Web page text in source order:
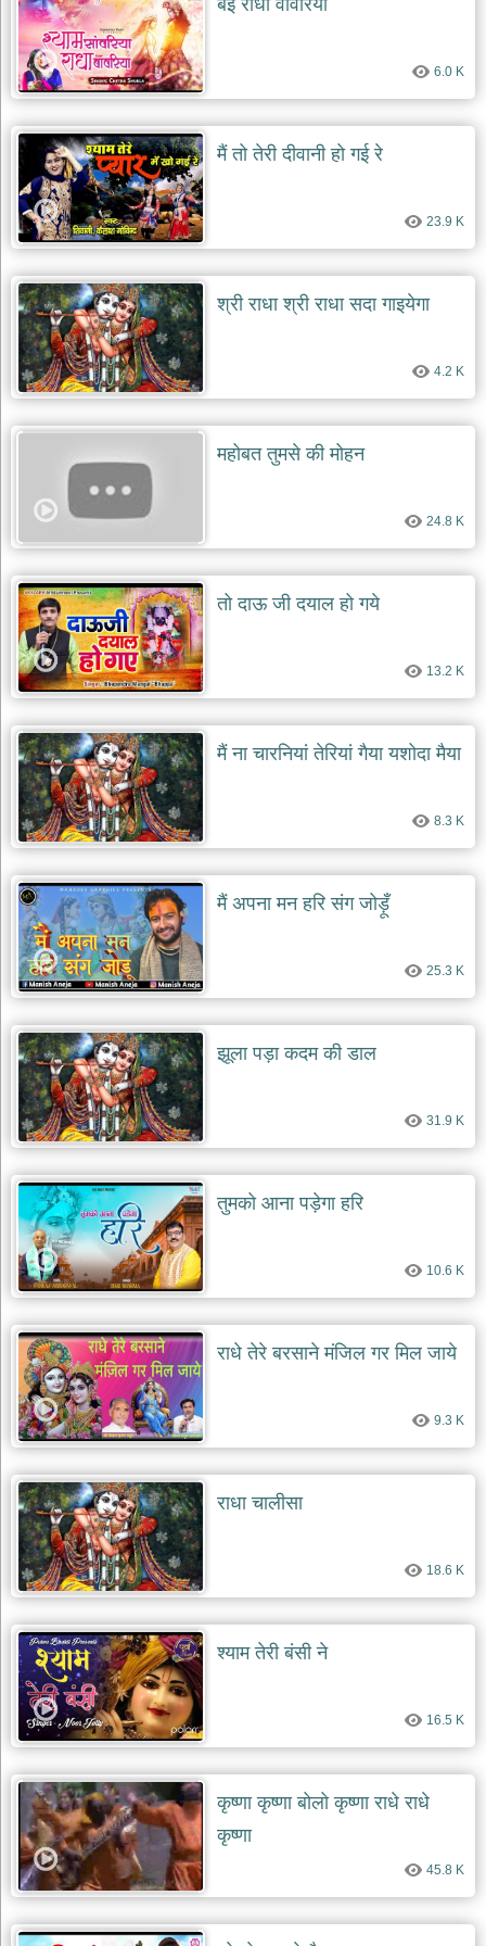
दयाल
भजन
bawa
lal
dayal
bhajans
शनि
देव
भजन
shani
dev
bhajans
का
भजन
bhajan
of
the
day
भजन
जोड़ें
बई राधा वावरिया
6.0 K
मैं तो तेरी दीवानी हो गई रे
23.9 K
श्री राधा श्री राधा सदा गाइयेगा
4.2 K
महोबत तुमसे की मोहन
24.8 K
तो दाऊ जी दयाल हो गये
13.2 K
मैं ना चारनियां तेरियां गैया यशोदा मैया
8.3 K
मैं अपना मन हरि संग जोड़ूँ
25.3 K
झूला पड़ा कदम की डाल
31.9 K
तुमको आना पड़ेगा हरि
10.6 K
राधे तेरे बरसाने मंजिल गर मिल जाये
9.3 K
राधा चालीसा
18.6 K
श्याम तेरी बंसी ने
16.5 K
कृष्णा कृष्णा बोलो कृष्णा राधे राधे
कृष्णा
45.8 K